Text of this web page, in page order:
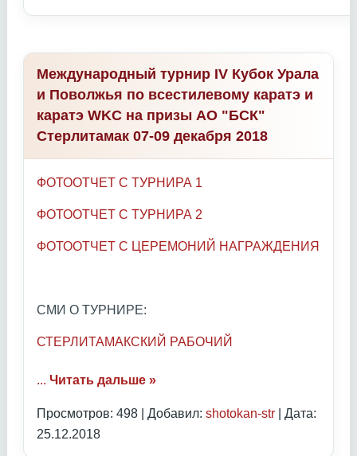
Международный турнир IV Кубок Урала
и Поволжья по всестилевому каратэ и
каратэ WKC на призы АО "БСК"
Стерлитамак 07-09 декабря 2018
ФОТООТЧЕТ С ТУРНИРА 1
ФОТООТЧЕТ С ТУРНИРА 2
ФОТООТЧЕТ С ЦЕРЕМОНИЙ НАГРАЖДЕНИЯ
СМИ О ТУРНИРЕ:
СТЕРЛИТАМАКСКИЙ РАБОЧИЙ
... Читать дальше »
Просмотров: 498 | Добавил: shotokan-str | Дата:
25.12.2018